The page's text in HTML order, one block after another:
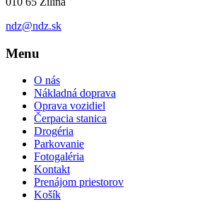
ndz@ndz.sk
Menu
O nás
Nákladná doprava
Oprava vozidiel
Čerpacia stanica
Drogéria
Parkovanie
Fotogaléria
Kontakt
Prenájom priestorov
Košík